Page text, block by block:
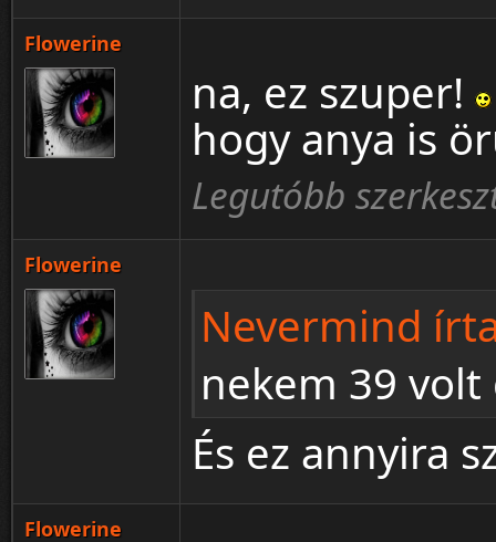
Flowerine
na, ez szuper!
hogy anya is
Legutóbb
Flowerine
Nevermind
nekem 39
És ez annyira
Flowerine